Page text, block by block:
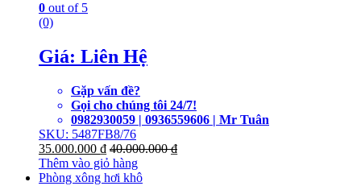
0 out of 5
(0)
Giá: Liên Hệ
Gặp vấn đề?
Gọi cho chúng tôi 24/7!
0982930059 | 0936559606 | Mr Tuân
SKU: 5487FB8/76
35.000.000 ₫ 40.000.000₫
Thêm vào giỏ hàng
Phòng xông hơi khô